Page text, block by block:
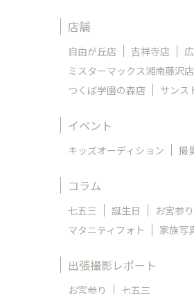
店舗
自由が丘店 吉祥寺店
ミスターマックス湘南藤沢店
つくば学園の森店
サンス
イベント
キッズオーディション 撮
コラム
七五三 誕生日 お宮参り
マタニティフォト
家族写
出張撮影レポート
お宮参り 七五三